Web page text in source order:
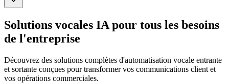
Solutions vocales IA pour tous les besoins
de l'entreprise
Découvrez des solutions complètes d'automatisation vocale entrante
et sortante conçues pour transformer vos communications client et
vos opérations commerciales.